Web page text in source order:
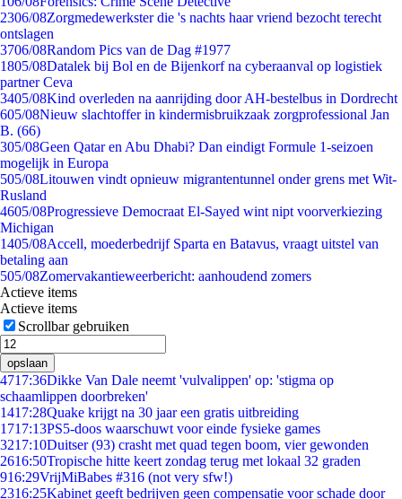
2306/08Zorgmedewerkster die 's nachts haar vriend bezocht terecht
ontslagen
3706/08Random Pics van de Dag #1977
1805/08Datalek bij Bol en de Bijenkorf na cyberaanval op logistiek
partner Ceva
3405/08Kind overleden na aanrijding door AH-bestelbus in Dordrecht
605/08Nieuw slachtoffer in kindermisbruikzaak zorgprofessional Jan
B. (66)
305/08Geen Qatar en Abu Dhabi? Dan eindigt Formule 1-seizoen
mogelijk in Europa
505/08Litouwen vindt opnieuw migrantentunnel onder grens met Wit-
Rusland
4605/08Progressieve Democraat El-Sayed wint nipt voorverkiezing
Michigan
1405/08Accell, moederbedrijf Sparta en Batavus, vraagt uitstel van
betaling aan
505/08Zomervakantieweerbericht: aanhoudend zomers
Actieve items
Actieve items
Scrollbar gebruiken
opslaan
4717:36Dikke Van Dale neemt 'vulvalippen' op: 'stigma op
schaamlippen doorbreken'
1417:28Quake krijgt na 30 jaar een gratis uitbreiding
1717:13PS5-doos waarschuwt voor einde fysieke games
3217:10Duitser (93) crasht met quad tegen boom, vier gewonden
2616:50Tropische hitte keert zondag terug met lokaal 32 graden
916:29VrijMiBabes #316 (not very sfw!)
2316:25Kabinet geeft bedrijven geen compensatie voor schade door